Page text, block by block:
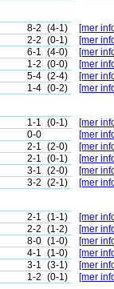
8-2 (4-1)
[mer
2-2 (0-1)
[mer
6-1 (4-0)
[mer
1-2 (0-0)
[mer
5-4 (2-4)
[mer
1-4 (0-2) [mer
1-1 (0-1)
[mer
0-0
[mer
2-1 (2-0)
[mer
2-1 (0-1)
[mer
3-1 (2-0)
[mer
3-2 (2-1) [mer
2-1 (1-1)
[mer
2-2 (1-2)
[mer
8-0 (1-0)
[mer
4-1 (1-0)
[mer
3-1 (3-1)
[mer
1-2 (0-1) [mer